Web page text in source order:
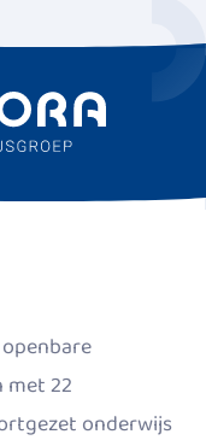
met 22
onderwijs